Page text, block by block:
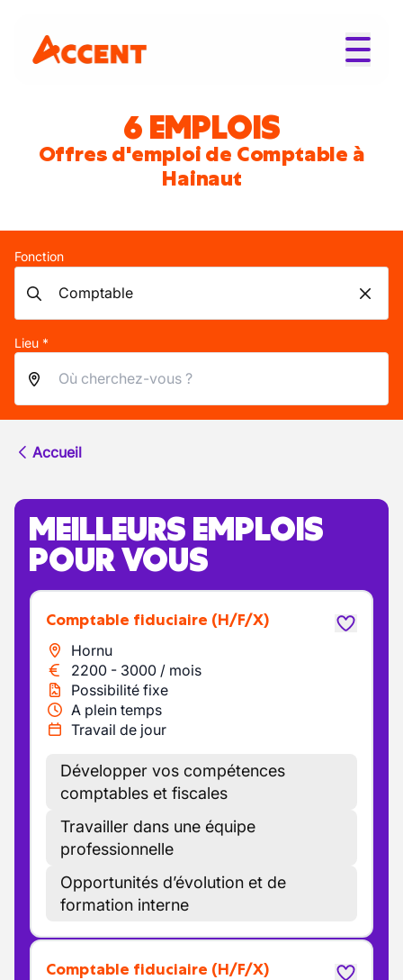
6 EMPLOIS
Offres d'emploi de Comptable à
Hainaut
Fonction
Lieu *
Accueil
MEILLEURS EMPLOIS
POUR VOUS
Comptable fiduciaire (H/F/X)
Hornu
2200 - 3000 / mois
Possibilité fixe
A plein temps
Travail de jour
Développer vos compétences
comptables et fiscales
Travailler dans une équipe
professionnelle
Opportunités d’évolution et de
formation interne
Comptable fiduciaire (H/F/X)